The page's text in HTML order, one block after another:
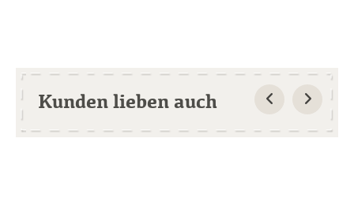
Kunden lieben auch